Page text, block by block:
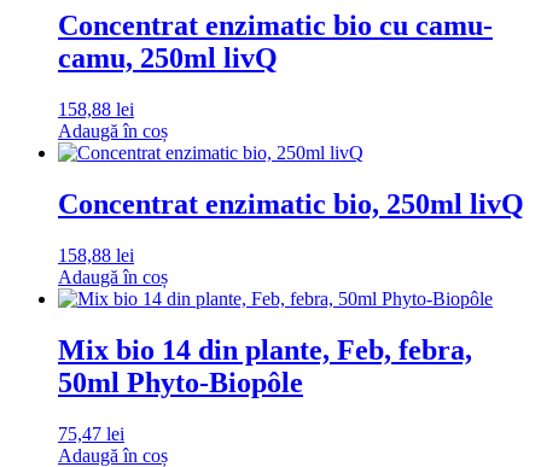
Concentrat enzimatic bio cu camu-
camu, 250ml livQ
158,88 lei
Adaugă în coș
Concentrat enzimatic bio, 250ml livQ
158,88 lei
Adaugă în coș
Mix bio 14 din plante, Feb, febra,
50ml Phyto-Biopôle
75,47 lei
Adaugă în coș